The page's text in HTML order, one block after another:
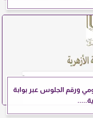
2026 بالرقم القومي ورقم الجلوس عبر بوابة